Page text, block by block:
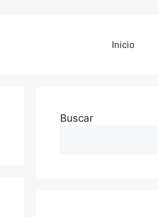
Inicio
Buscar